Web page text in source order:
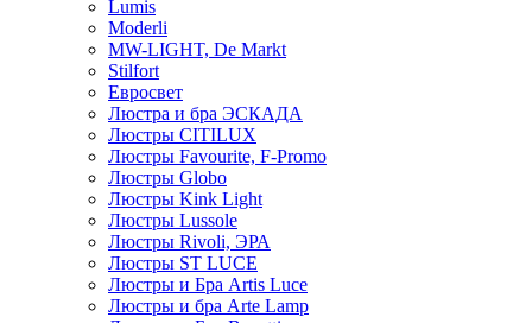
Lumis
Moderli
MW-LIGHT, De Markt
Stilfort
Евросвет
Люстра и бра ЭСКАДА
Люстры CITILUX
Люстры Favourite, F-Promo
Люстры Globo
Люстры Kink Light
Люстры Lussole
Люстры Rivoli, ЭРА
Люстры ST LUCE
Люстры и Бра Artis Luce
Люстры и бра Arte Lamp